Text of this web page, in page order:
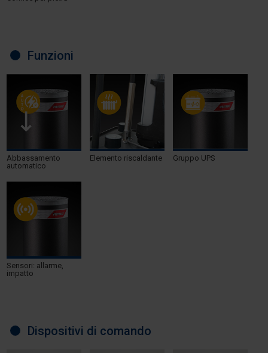
Funzioni
Abbassamento
automatico
Elemento riscaldante Gruppo UPS
Sensori: allarme,
impatto
Dispositivi di comando